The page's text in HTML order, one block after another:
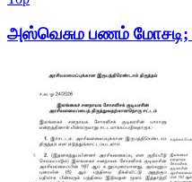
அஸ்வெசும பணம் மோசடி;